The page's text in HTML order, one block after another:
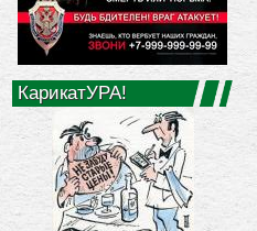
КарикатУРА!